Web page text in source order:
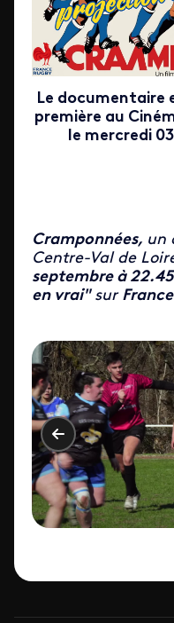
Le documentaire
première au
le mercredi
Cramponnées, un
Centre-Val de
septembre à 22.45
en vrai"sur